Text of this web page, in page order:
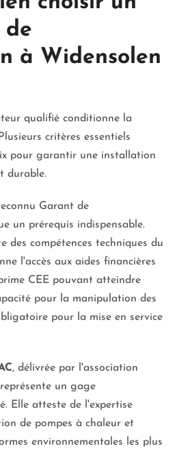
de
à Widensolen
qualifié conditionne la
critères essentiels
pour garantir une installation
durable.
Garant de
un prérequis indispensable.
des compétences techniques du
l'accès aux aides financières
CEE pouvant atteindre
pour la manipulation des
pour la mise en service
, délivrée par l'association
un gage
Elle atteste de l'expertise
de pompes à chaleur et
environnementales les plus